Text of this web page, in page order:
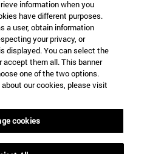
information when you
have different purposes.
a user, obtain information
your privacy, or
displayed. You can select the
them all. This banner
one of the two options.
our cookies, please visit
cookies